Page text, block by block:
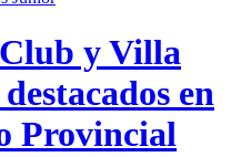
y Villa
en
Provincial